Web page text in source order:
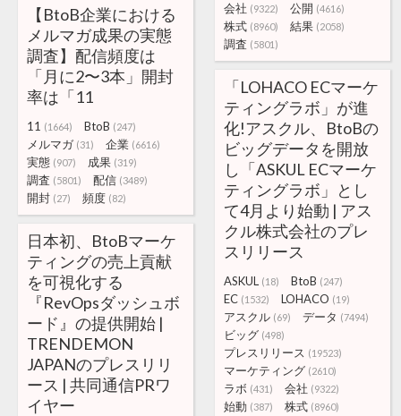
会社 (9322) 公開 (4616)
株式 (8960) 結果 (2058)
調査 (5801)
【BtoB企業における
メルマガ成果の実態
調査】配信頻度は
「月に2〜3本」開封
率は「11
11 (1664) BtoB (247)
メルマガ (31) 企業 (6616)
実態 (907) 成果 (319)
調査 (5801) 配信 (3489)
開封 (27) 頻度 (82)
「LOHACO ECマーケ
ティングラボ」が進
化!アスクル、BtoBの
ビッグデータを開放
し「ASKUL ECマーケ
ティングラボ」とし
て4月より始動 | アス
クル株式会社のプレ
スリリース
ASKUL (18) BtoB (247)
EC (1532) LOHACO (19)
アスクル (69) データ (7494)
ビッグ (498)
プレスリリース (19523)
マーケティング (2610)
ラボ (431) 会社 (9322)
始動 (387) 株式 (8960)
日本初、BtoBマーケ
ティングの売上貢献
を可視化する
『RevOpsダッシュボ
ード』の提供開始 |
TRENDEMON
JAPANのプレスリリ
ース | 共同通信PRワ
イヤー